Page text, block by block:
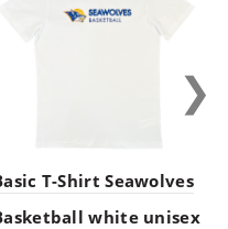
T-Shirt Seawolves
white unisex